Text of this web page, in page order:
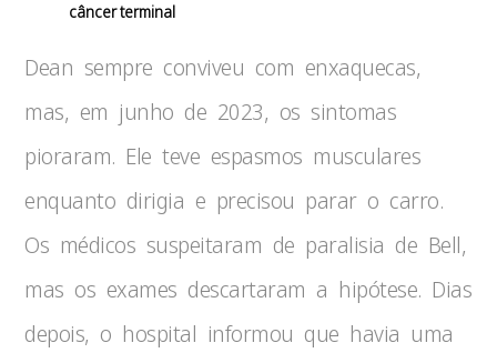
câncer terminal
Dean sempre conviveu com enxaquecas,
mas, em junho de 2023, os sintomas
pioraram. Ele teve espasmos musculares
enquanto dirigia e precisou parar o carro.
Os médicos suspeitaram de paralisia de Bell,
mas os exames descartaram a hipótese. Dias
depois, o hospital informou que havia uma